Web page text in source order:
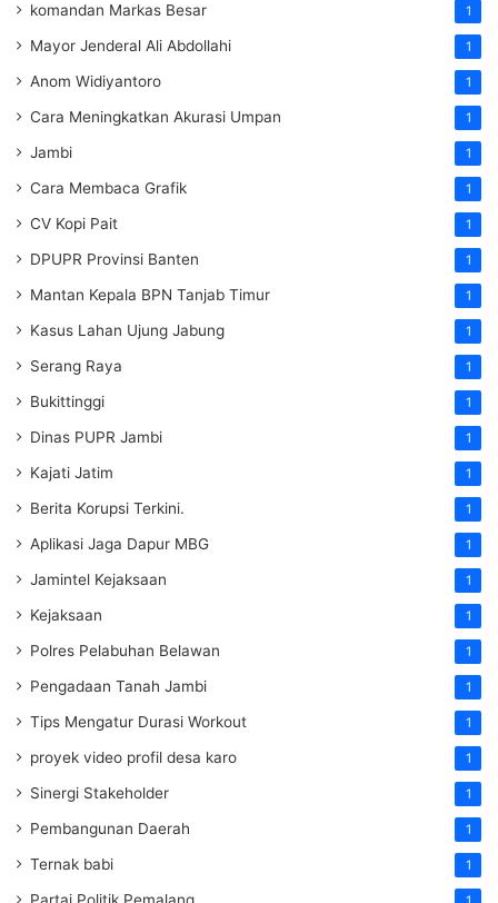
komandan Markas Besar 1
Mayor Jenderal Ali Abdollahi 1
Anom Widiyantoro 1
Cara Meningkatkan Akurasi Umpan 1
Jambi 1
Cara Membaca Grafik 1
CV Kopi Pait 1
DPUPR Provinsi Banten 1
Mantan Kepala BPN Tanjab Timur 1
Kasus Lahan Ujung Jabung 1
Serang Raya 1
Bukittinggi 1
Dinas PUPR Jambi 1
Kajati Jatim 1
Berita Korupsi Terkini. 1
Aplikasi Jaga Dapur MBG 1
Jamintel Kejaksaan 1
Kejaksaan 1
Polres Pelabuhan Belawan 1
Pengadaan Tanah Jambi 1
Tips Mengatur Durasi Workout 1
proyek video profil desa karo 1
Sinergi Stakeholder 1
Pembangunan Daerah 1
Ternak babi 1